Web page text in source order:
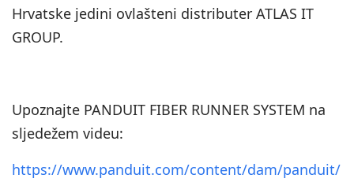
Hrvatske jedini ovlašteni distributer ATLAS IT
GROUP.
Upoznajte PANDUIT FIBER RUNNER SYSTEM na
sljedežem videu:
https://www.panduit.com/content/dam/panduit/